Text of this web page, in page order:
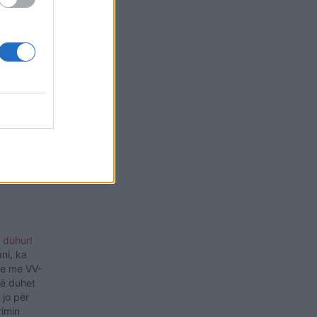
ketë
duhur!
ka
me VV-
duhet
jo për